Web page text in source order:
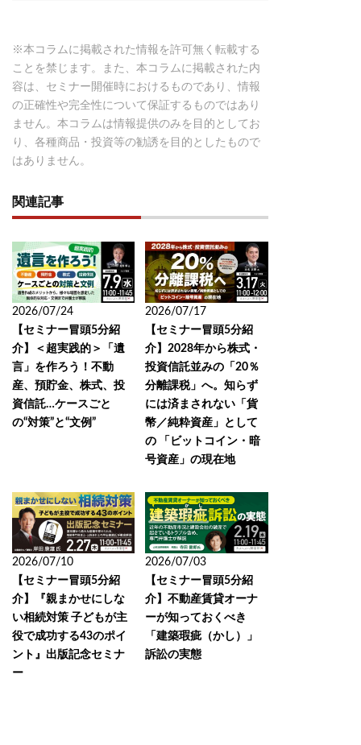
※本コラムに掲載された情報を許可無く転載する
ことを禁じます。また、本コラムに掲載された内
容は、セミナー開催時におけるものであり、情報
の正確性や完全性について保証するものではあり
ません。本コラムは情報提供のみを目的としてお
り、各種商品・投資等の勧誘を目的としたもので
はありません。
関連記事
2026/07/24
【セミナー冒頭5分紹
介】＜超実践的＞「遺
言」を作ろう！不動
産、預貯金、株式、投
資信託…ケースごと
の“対策”と“文例”
2026/07/17
【セミナー冒頭5分紹
介】2028年から株式・
投資信託並みの「20％
分離課税」へ。知らず
には済まされない「貨
幣／純粋資産」として
の 「ビットコイン・暗
号資産」の現在地
2026/07/10
【セミナー冒頭5分紹
介】『親まかせにしな
い相続対策 子どもが主
役で成功する43のポイ
ント』出版記念セミナ
ー
2026/07/03
【セミナー冒頭5分紹
介】不動産賃貸オーナ
ーが知っておくべき
「建築瑕疵（かし）」
訴訟の実態